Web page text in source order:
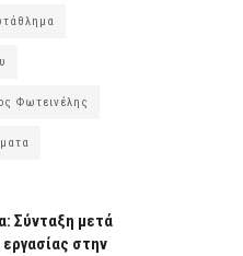
Φωτεινέλης
Σύνταξη μετά
στην